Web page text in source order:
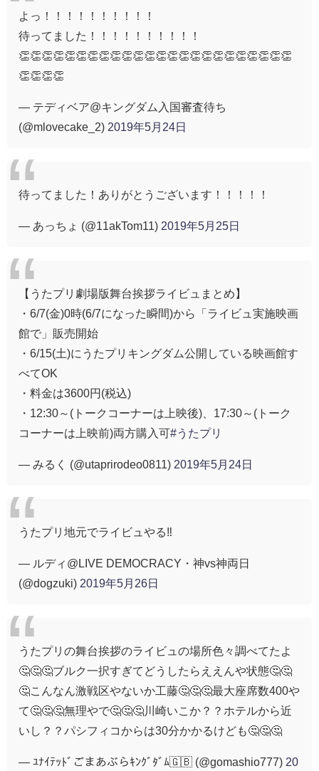
よっ！！！！！！！！！！
待ってました！！！！！！！！！！
👏👏👏👏👏👏👏👏👏👏👏👏👏👏👏👏👏👏👏👏👏👏👏👏
👏👏👏👏
— テディベア@キングダム入国審査待ち
(@mlovecake_2) 2019年5月24日
待ってました！ありがとうございます！！！！！
— あっちょ (@11akTom11) 2019年5月25日
【うたプリ劇場版舞台挨拶ライビュまとめ】
・6/7(金)0時(6/7になった瞬間)から「ライビュ実施映画
館で」販売開始
・6/15(土)にうたプリキングダム公開している映画館す
べてOK
・料金は3600円(税込)
・12:30～(トークコーナーは上映後)、17:30～(トーク
コーナーは上映前)両方購入可#うたプリ
— みるく (@utaprirodeo0811) 2019年5月24日
うたプリ地元でライビュやる‼️
— ルディ@LIVE DEMOCRACY・神vs神両日
(@dogzuki) 2019年5月26日
うたプリの舞台挨拶のライビュの場所色々調べてたよ
🤔🤔🤔ブルク一択すぎてどうしたらええんや状態🤔🤔
🤔こんなん激戦区やないか工藤🤔🤔🤔最大座席数400や
て🤔🤔🤔無理やで🤔🤔🤔川崎いこか？？ホテルから近
いし？？パシフィコからは30分かかるけども🤔🤔🤔
— ﾕﾅｲﾃｯﾄﾞごまあぶらｷﾝｸﾞﾀﾞﾑ🇬🇧 (@gomashio777) 20